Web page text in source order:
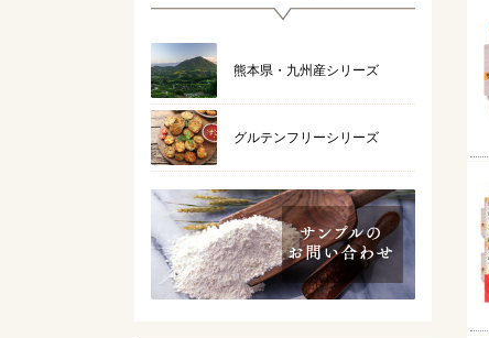
熊本県・九州産シリーズ
グルテンフリーシリーズ